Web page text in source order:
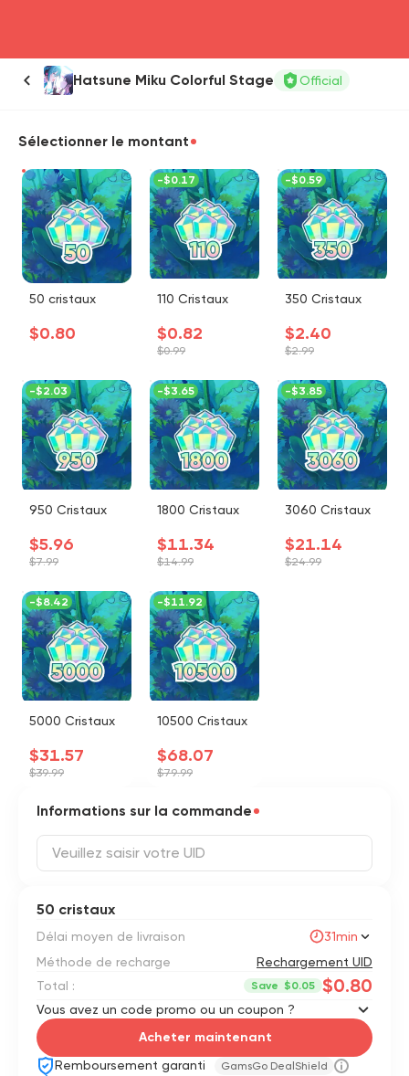
Hatsune Miku Colorful Stage Official
Sélectionner le montant
50 cristaux
$0.80
110 Cristaux
$0.82
$0.99
-$0.17
350 Cristaux
$2.40
$2.99
-$0.59
950 Cristaux
$5.96
$7.99
-$2.03
1800 Cristaux
$11.34
$14.99
-$3.65
3060 Cristaux
$21.14
$24.99
-$3.85
5000 Cristaux
$31.57
$39.99
-$8.42
10500 Cristaux
$68.07
$79.99
-$11.92
Informations sur la commande
50 cristaux
Délai moyen de livraison
31min
Méthode de recharge
Rechargement UID
Total :
Save $0.05 $0.80
Vous avez un code promo ou un coupon ?
Acheter maintenant
Remboursement garanti GamsGo DealShield